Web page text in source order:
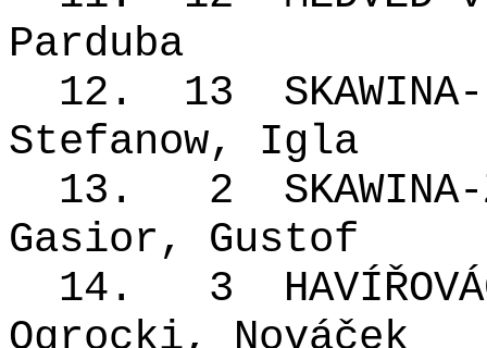
Parduba
12.
13
Stefanow, Igla
13.
2
Gasior, Gustof
14.
3
Ogrocki, Nováček